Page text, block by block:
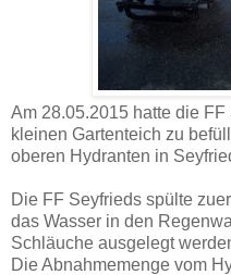
Am 28.05.2015 hatte die
kleinen Gartenteich zu
oberen Hydranten in
Die FF Seyfrieds spülte
das Wasser in den
Schläuche ausgelegt
Die Abnahmemenge vom